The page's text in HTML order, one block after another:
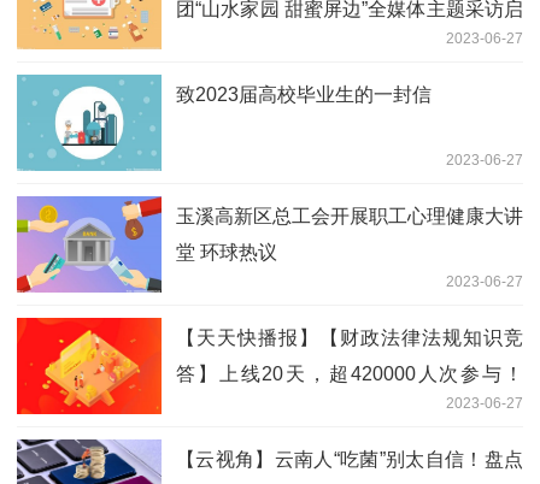
团“山水家园 甜蜜屏边”全媒体主题采访启
2023-06-27
致2023届高校毕业生的一封信
2023-06-27
玉溪高新区总工会开展职工心理健康大讲
堂 环球热议
2023-06-27
【天天快播报】【财政法律法规知识竞
答】上线20天，超420000人次参与！
2023-06-27
【云视角】云南人“吃菌”别太自信！盘点